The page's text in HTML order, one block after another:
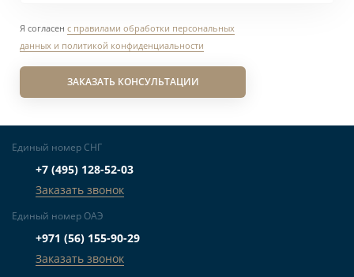
ЗАКАЗАТЬ КОНСУЛЬТАЦИИ
Я согласен с правилами обработки персональных
данных и политикой конфиденциальности
Единый номер СНГ
+7 (495) 128-52-03
Заказать звонок
Единый номер ОАЭ
+971 (56) 155-90-29
Заказать звонок